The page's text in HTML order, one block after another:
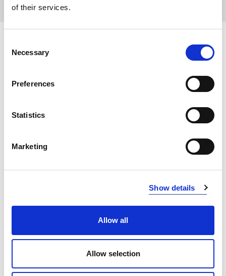
of their services.
Selection
Necessary
Preferences
Statistics
Marketing
Show details
Allow all
Allow selection
NAVY
Mag. Poznań — stan magazynu lokalnego, realizacja
Rozmiar
Mag. Poznań Mag. Centralny
0